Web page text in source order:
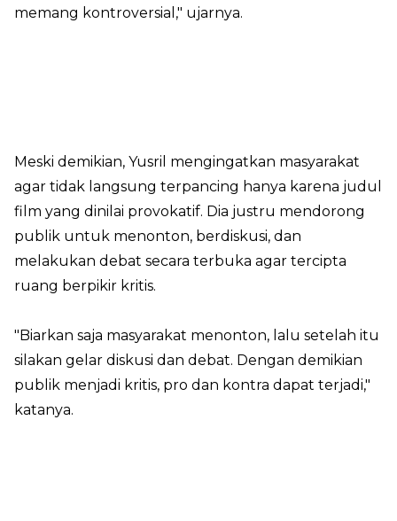
memang kontroversial," ujarnya.
Meski demikian, Yusril mengingatkan masyarakat
agar tidak langsung terpancing hanya karena judul
film yang dinilai provokatif. Dia justru mendorong
publik untuk menonton, berdiskusi, dan
melakukan debat secara terbuka agar tercipta
ruang berpikir kritis.
"Biarkan saja masyarakat menonton, lalu setelah itu
silakan gelar diskusi dan debat. Dengan demikian
publik menjadi kritis, pro dan kontra dapat terjadi,"
katanya.